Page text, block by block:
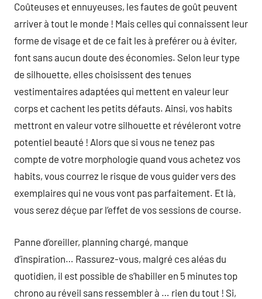
Coûteuses et ennuyeuses, les fautes de goût peuvent
arriver à tout le monde ! Mais celles qui connaissent leur
forme de visage et de ce fait les à preférer ou à éviter,
font sans aucun doute des économies. Selon leur type
de silhouette, elles choisissent des tenues
vestimentaires adaptées qui mettent en valeur leur
corps et cachent les petits défauts. Ainsi, vos habits
mettront en valeur votre silhouette et révéleront votre
potentiel beauté ! Alors que si vous ne tenez pas
compte de votre morphologie quand vous achetez vos
habits, vous courrez le risque de vous guider vers des
exemplaires qui ne vous vont pas parfaitement. Et là,
vous serez déçue par l’effet de vos sessions de course.
Panne d’oreiller, planning chargé, manque
d’inspiration… Rassurez-vous, malgré ces aléas du
quotidien, il est possible de s’habiller en 5 minutes top
chrono au réveil sans ressembler à … rien du tout ! Si,